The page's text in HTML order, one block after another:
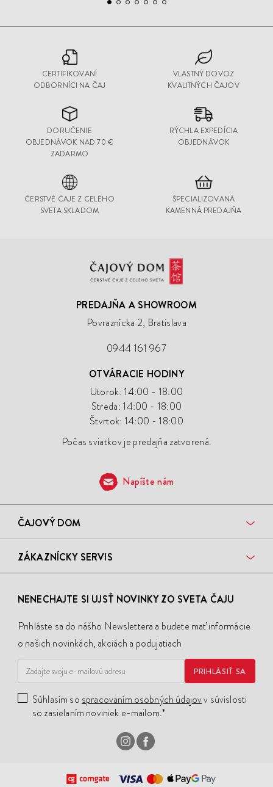
CERTIFIKOVANÍ
ODBORNÍCI NA ČAJ
VLASTNÝ DOVOZ
KVALITNÝCH ČAJOV
DORUČENIE
OBJEDNÁVOK NAD 70 €
ZADARMO
RÝCHLA EXPEDÍCIA
OBJEDNÁVOK
ČERSTVÉ ČAJE Z CELÉHO
SVETA SKLADOM
ŠPECIALIZOVANÁ
KAMENNÁ PREDAJŇA
Čajový
Dom
PREDAJŇA A SHOWROOM
Povraznícka 2, Bratislava
0944 161 967
OTVÁRACIE HODINY
Utorok: 14:00 - 18:00
Streda: 14:00 - 18:00
Štvrtok: 14:00 - 18:00
Počas sviatkov je predajňa zatvorená.
Napíšte nám
ČAJOVÝ DOM
ZÁKAZNÍCKY SERVIS
NENECHAJTE SI UJSŤ NOVINKY ZO SVETA ČAJU
Prihláste sa do nášho Newslettera a budete mať informácie
o našich novinkách, akciách a podujatiach
PRIHLÁSIŤ SA
Súhlasím so spracovaním osobných údajovv súvislosti
so zasielaním noviniek e-mailom.*